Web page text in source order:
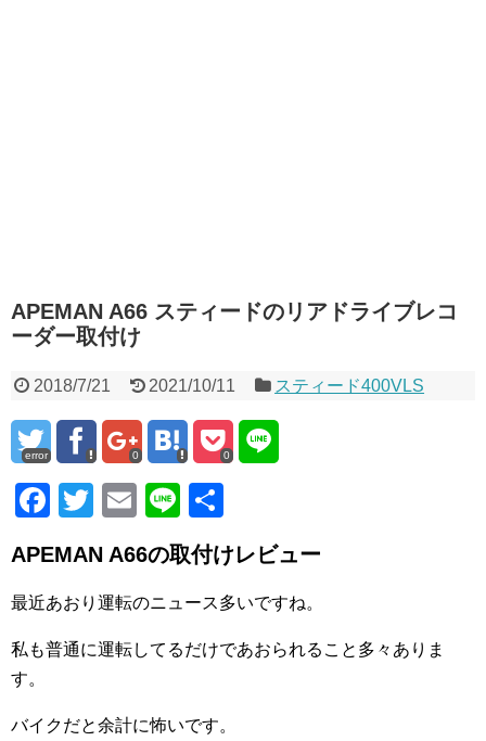
APEMAN A66 スティードのリアドライブレコ
ーダー取付け
2018/7/21 2021/10/11 スティード400VLS
error 0 0
F
c
e
b
o
T
tt
er
E
ail
Li
n
e
APEMAN A66の取付けレビュー
最近あおり運転のニュース多いですね。
私も普通に運転してるだけであおられること多々ありま
す。
バイクだと余計に怖いです。